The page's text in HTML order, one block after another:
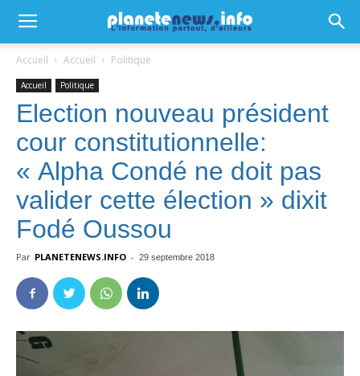
Accueil Accueil Politique
Accueil Politique
Election nouveau président
cour constitutionnelle:
« Alpha Condé ne doit pas
valider cette élection » dixit
Fodé Oussou
Par PLANETENEWS.INFO - 29 septembre 2018